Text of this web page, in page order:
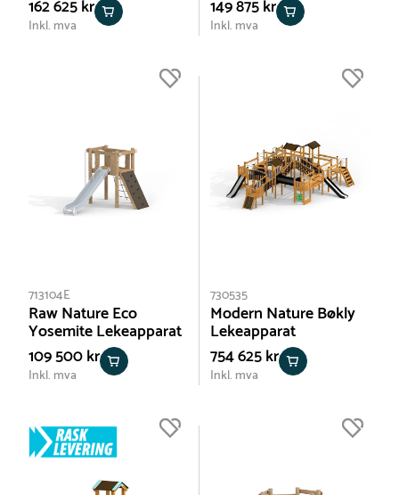
162 625 kr
Inkl. mva
149 875 kr
Inkl. mva
713104E
Raw Nature Eco
Yosemite Lekeapparat
109 500 kr
Inkl. mva
730535
Modern Nature Bøkly
Lekeapparat
754 625 kr
Inkl. mva